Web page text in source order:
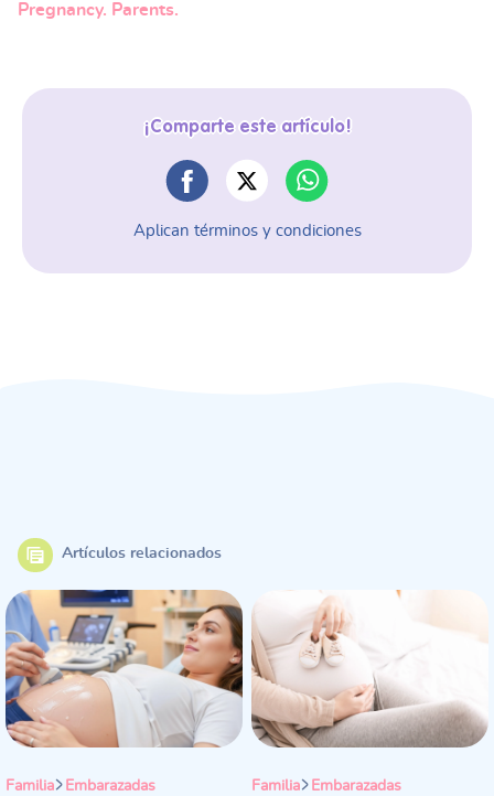
Pregnancy. Parents.
¡Comparte este artículo!
Aplican términos y condiciones
Artículos relacionados
Familia Embarazadas Familia Embarazadas